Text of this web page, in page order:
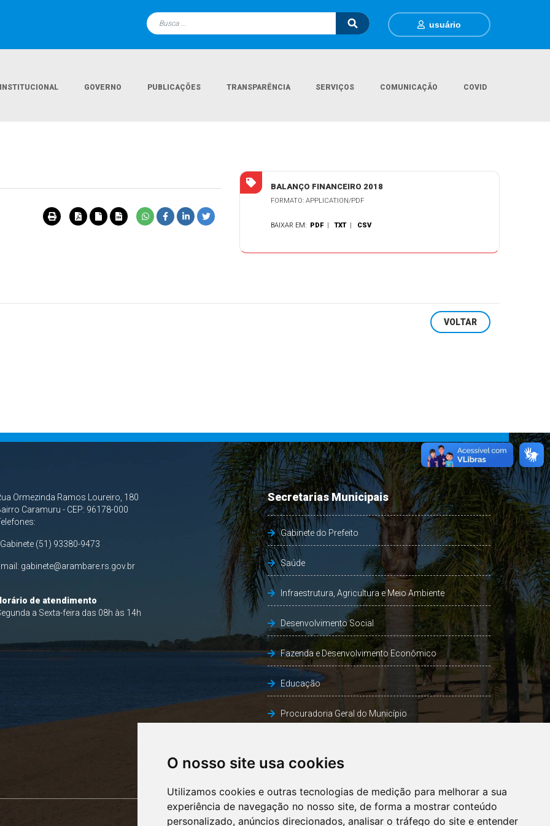
O nosso site usa cookies
Utilizamos cookies e outras tecnologias de medição para melhorar a sua
experiência de navegação no nosso site, de forma a mostrar conteúdo
personalizado, anúncios direcionados, analisar o tráfego do site e entender
usuário
INSTITUCIONAL GOVERNO PUBLICAÇÕES TRANSPARÊNCIA SERVIÇOS COMUNICAÇÃO COVID
BALANÇO FINANCEIRO 2018
FORMATO: APPLICATION/PDF
BAIXAR EM: PDF |TXT | CSV
VOLTAR
Ormezinda Ramos Loureiro, 180
Caramuru - CEP: 96178-000
(51) 93380-9473
gabinete@arambare.rs.gov.br
de atendimento
a Sexta-feira das 08h às 14h
Secretarias Municipais
Gabinete do Prefeito
Saúde
Infraestrutura, Agricultura e Meio Ambiente
Desenvolvimento Social
Fazenda e Desenvolvimento Econômico
Educação
Procuradoria Geral do Município
OUVIDORIA